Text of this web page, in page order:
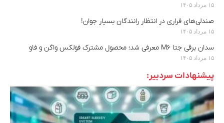
۱۵ مرداد ۱۴۰۵
صندلی‌های فراری در انتظار رانندگان بسیار جوان!
۱۵ مرداد ۱۴۰۵
سدان برقی جتا M6 معرفی شد؛ محصول مشترک فولکس واگن و فاو
۱۵ مرداد ۱۴۰۵
پیشنهادات سردبیر: